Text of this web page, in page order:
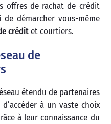
offres de rachat de crédit
démarcher vous-même
crédit et courtiers.
de
étendu de partenaires
à un vaste choix
à leur connaissance du